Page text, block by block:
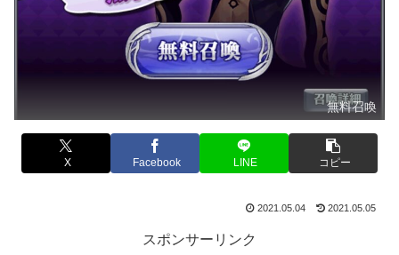
無料召喚
X Facebook LINE コピー
2021.05.04 2021.05.05
スポンサーリンク